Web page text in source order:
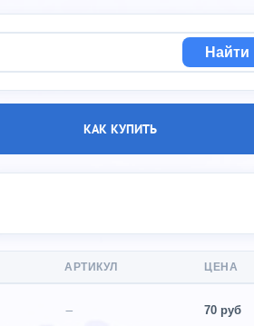
Найти
КАК КУПИТЬ
АРТИКУЛ ЦЕНА
— 70 руб